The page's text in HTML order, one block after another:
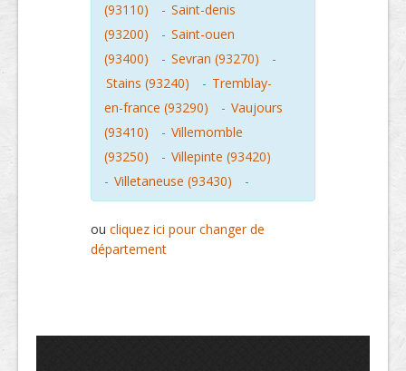
(93110)
- Saint-denis
(93200)
- Saint-ouen
(93400)
- Sevran (93270)
-
Stains (93240)
- Tremblay-
en-france (93290)
- Vaujours
(93410)
- Villemomble
(93250)
- Villepinte (93420)
- Villetaneuse (93430) -
ou cliquez ici pour changer de
département